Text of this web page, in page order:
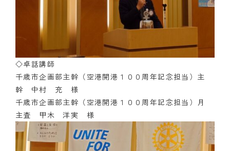
◇卓話講師
千歳市企画部主幹（空港開港１００周年記念担当）主
幹 中村 充 様
千歳市企画部主幹（空港開港１００周年記念担当）月
主査 甲木 洋実 様